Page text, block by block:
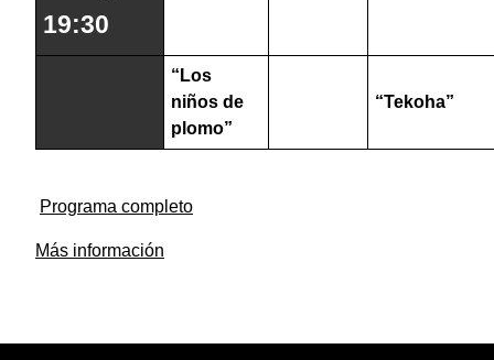
19:30
“Los
niños de
plomo”
“Tekoha”
Programa completo
Más información